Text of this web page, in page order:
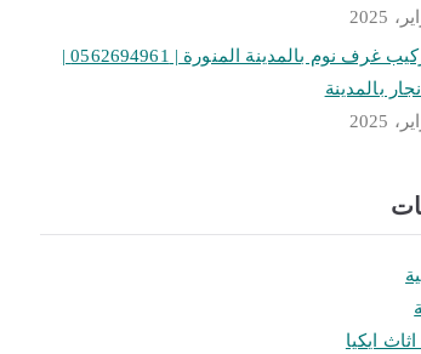
فني تركيب غرف نوم بالمدينة المنورة | 0562694961 |
بالمدينة
ايكيا